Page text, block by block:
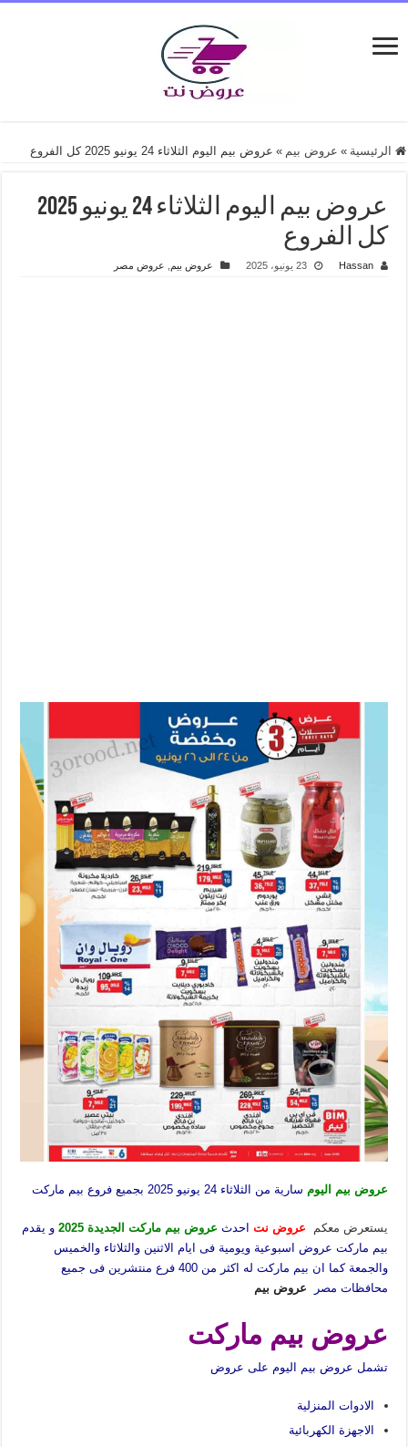
الرئيسية » عروض بيم » عروض بيم اليوم الثلاثاء 24 يونيو 2025 كل الفروع
عروض بيم اليوم الثلاثاء 24 يونيو 2025
كل الفروع
Hassan 23 يونيو، 2025 عروض بيم عروض مصر
عروض بيم اليومسارية من الثلاثاء 24 يونيو 2025 بجميع فروع بيم ماركت
يستعرض معكم عروض نت احدث عروض بيم ماركت الجديدة 2025
و يقدم
بيم ماركت عروض اسبوعية ويومية فى ايام الاثنين والثلاثاء والخميس
والجمعة كما ان بيم ماركت له اكثر من 400 فرع منتشرين فى جميع
محافظات مصر
عروض بيم
عروض بيم ماركت
تشمل عروض بيم اليوم على عروض
الادوات المنزلية
الاجهزة الكهربائية